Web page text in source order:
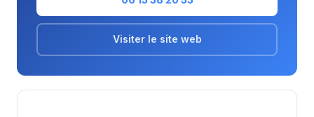
Visiter le site web